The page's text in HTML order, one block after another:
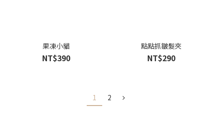
果凍小貓
NT$390
點點抓皺髮夾
NT$290
1 2